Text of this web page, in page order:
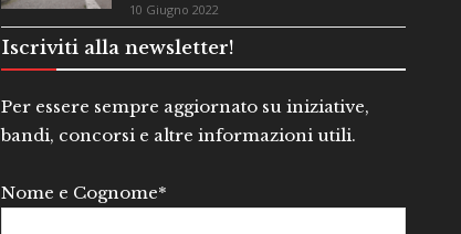
10 Giugno 2022
Iscriviti alla newsletter!
Per essere sempre aggiornato su iniziative,
bandi, concorsi e altre informazioni utili.
Nome e Cognome*